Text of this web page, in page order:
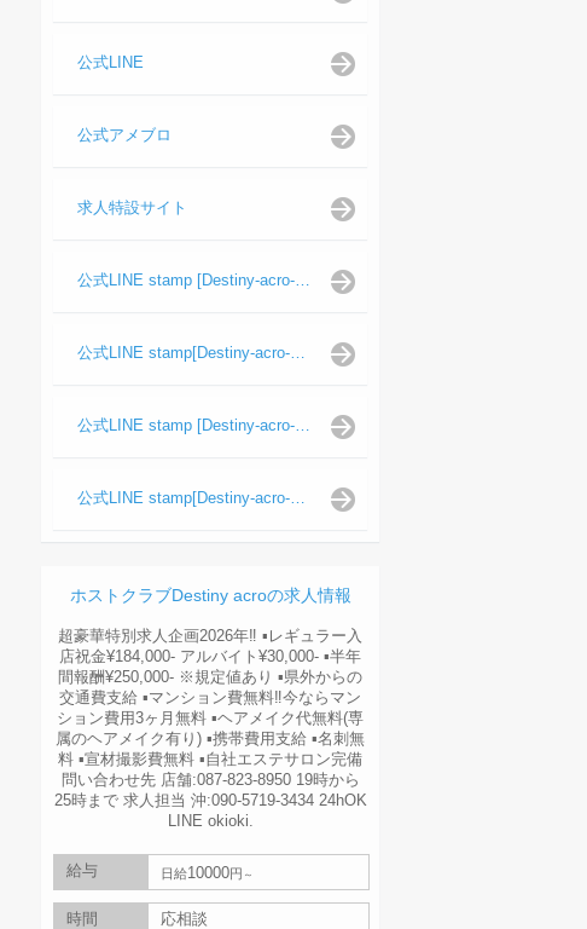
公式LINE
公式アメブロ
求人特設サイト
公式LINE stamp [Destiny-acro-如月龍代表]
公式LINE stamp[Destiny-acro-日向よし代表代行]
公式LINE stamp [Destiny-acro-波旬]
公式LINE stamp[Destiny-acro-天照陽]
ホストクラブDestiny acroの求人情報
超豪華特別求人企画2026年‼︎ ▪️レギュラー入
店祝金¥184,000- アルバイト¥30,000- ▪️半年
間報酬¥250,000- ※規定値あり ▪️県外からの
交通費支給 ▪️マンション費無料‼︎今ならマン
ション費用3ヶ月無料 ▪️ヘアメイク代無料(専
属のヘアメイク有り) ▪️携帯費用支給 ▪️名刺無
料 ▪️宣材撮影費無料 ▪️自社エステサロン完備
問い合わせ先 店舗:087-823-8950 19時から
25時まで 求人担当 沖:090-5719-3434 24hOK
LINE okioki.
給与 日給10000円
時間 応相談